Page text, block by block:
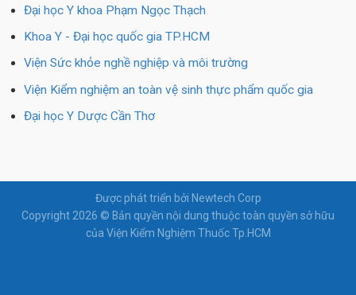
Đại học Y khoa Phạm Ngọc Thạch
Khoa Y - Đại học quốc gia TP.HCM
Viện Sức khỏe nghề nghiệp và môi trường
Viện Kiểm nghiệm an toàn vệ sinh thực phẩm quốc gia
Đại học Y Dược Cần Thơ
Được phát triển bởi Newtech Corp
Copyright 2026 © Bản quyền nội dung thuộc toàn quyền sở hữu
của Viện Kiểm Nghiệm Thuốc Tp.HCM